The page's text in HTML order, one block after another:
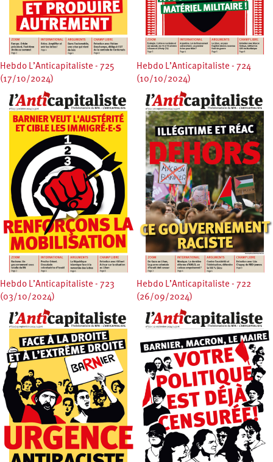
Hebdo L’Anticapitaliste - 725
(17/10/2024)
Hebdo L’Anticapitaliste - 724
(10/10/2024)
Hebdo L’Anticapitaliste - 723
(03/10/2024)
Hebdo L’Anticapitaliste - 722
(26/09/2024)